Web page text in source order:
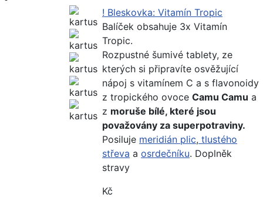
! Bleskovka: Vitamín Tropic
Balíček obsahuje 3x Vitamín
Tropic.
Rozpustné šumivé tablety, ze
kterých si připravíte osvěžující
nápoj s vitamínem C a s flavonoidy
z tropického ovoce Camu Camu a
z moruše bílé, které jsou
považovány za superpotraviny.
Posiluje meridián plic, tlustého
střeva a osrdečníku. Doplněk
stravy
Kč